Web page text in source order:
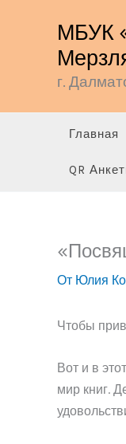
содержимому
МБУК
г.
Главная
QR
От Юлия
Чтобы
Вот и в
мир книг.